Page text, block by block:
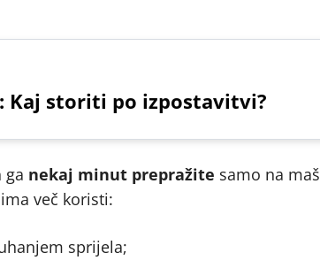
Kaj storiti po izpostavitvi?
ga nekaj minut prepražite samo na
več koristi:
sprijela;